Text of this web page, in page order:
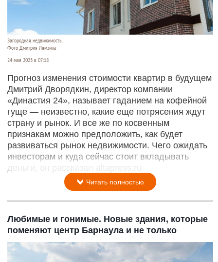
Загородная недвижимость.
Фото Дмитрия Лямзина
24 мая 2023 в 07:18
Прогноз изменения стоимости квартир в будущем
Дмитрий Дворядкин, директор компании
«Династия 24», называет гаданием на кофейной
гуще — неизвестно, какие еще потрясения ждут
страну и рынок. И все же по косвенным
признакам можно предположить, как будет
развиваться рынок недвижимости. Чего ожидать
инвесторам и куда сейчас стоит вкладывать
деньги, он рассказал altapress.ru.
Читать полностью
Любимые и гонимые. Новые здания, которые
поменяют центр Барнаула и не только